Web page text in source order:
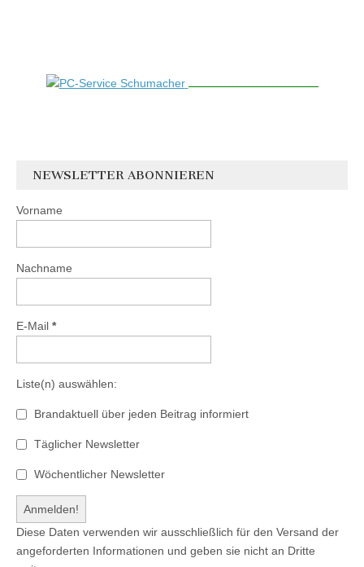
NEWSLETTER ABONNIEREN
Vorname
Nachname
E-Mail *
Liste(n) auswählen:
Brandaktuell über jeden Beitrag informiert
Täglicher Newsletter
Wöchentlicher Newsletter
Diese Daten verwenden wir ausschließlich für den Versand der
angeforderten Informationen und geben sie nicht an Dritte